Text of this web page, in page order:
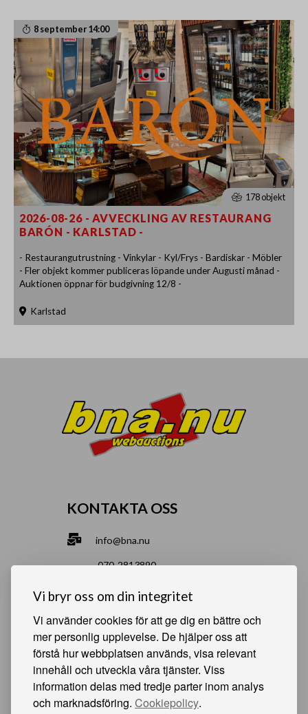
Vi bryr oss om din integritet
Vi använder cookies för att ge dig en bättre och
mer personlig upplevelse. De hjälper oss att
förstå hur webbplatsen används, visa relevant
innehåll och utveckla våra tjänster. Viss
information delas med tredje parter inom analys
och marknadsföring. Cookiepolicy.
8 september 14:00
178 objekt
2026-08-26 - AVVECKLING AV RESTAURANG
BARÓN - KARLSTAD -
- Restaurangutrustning - Vinkylar - Kyl/Frys - Bardiskar - Möbler
- Fler objekt kommer publiceras löpande under Augusti månad -
Auktionen öppnar för budgivning 12/8 -
Karlstad
KONTAKTA OSS
info@bna.nu
070-2813890
Norrgårdsgatan 9a, 686 35 Sunne
Bjälverud 540, 68693 Sunne
HJÄLPSAMMA SIDOR
Något du vill sälja?
Att köpa från oss